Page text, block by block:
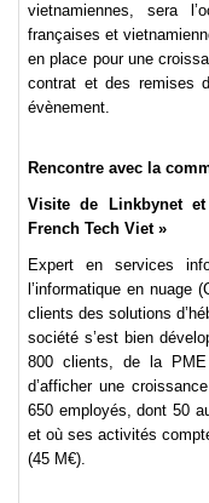
vietnamiennes, sera
françaises et
en place pour une
contrat et des remises
évènement.
Rencontre avec la
Visite de Linkbynet
French Tech Viet »
Expert en services
l’informatique en nuage
clients des solutions
société s’est bien
800 clients, de la
d’afficher une
650 employés, dont 50
et où ses activités
(45 M€).